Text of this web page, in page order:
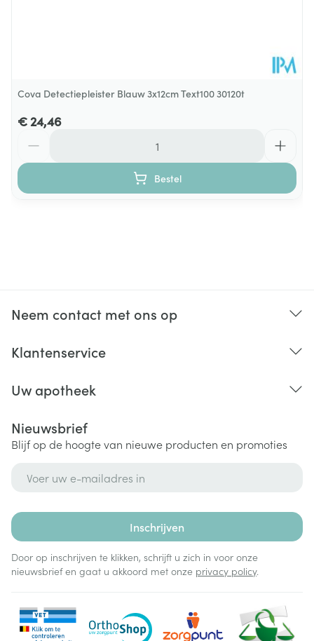
Cova Detectiepleister Blauw 3x12cm Text100 30120t
€ 24,46
Bestel
Neem contact met ons op
Klantenservice
Uw apotheek
Nieuwsbrief
Blijf op de hoogte van nieuwe producten en promoties
Inschrijven
Door op inschrijven te klikken, schrijft u zich in voor onze
nieuwsbrief en gaat u akkoord met onze privacy policy.